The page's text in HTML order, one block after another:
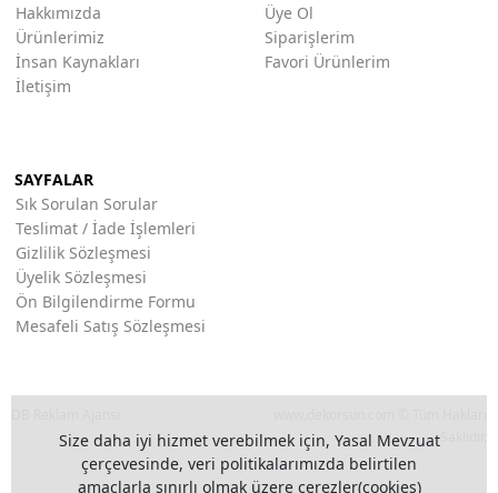
Size daha iyi hizmet verebilmek için, Yasal Mevzuat
çerçevesinde, veri politikalarımızda belirtilen
amaçlarla sınırlı olmak üzere çerezler(cookies)
Hakkımızda
Ürünlerimiz
İnsan Kaynakları
İletişim
Üye Ol
Siparişlerim
Favori Ürünlerim
SAYFALAR
Sık Sorulan Sorular
Teslimat / İade İşlemleri
Gizlilik Sözleşmesi
Üyelik Sözleşmesi
Ön Bilgilendirme Formu
Mesafeli Satış Sözleşmesi